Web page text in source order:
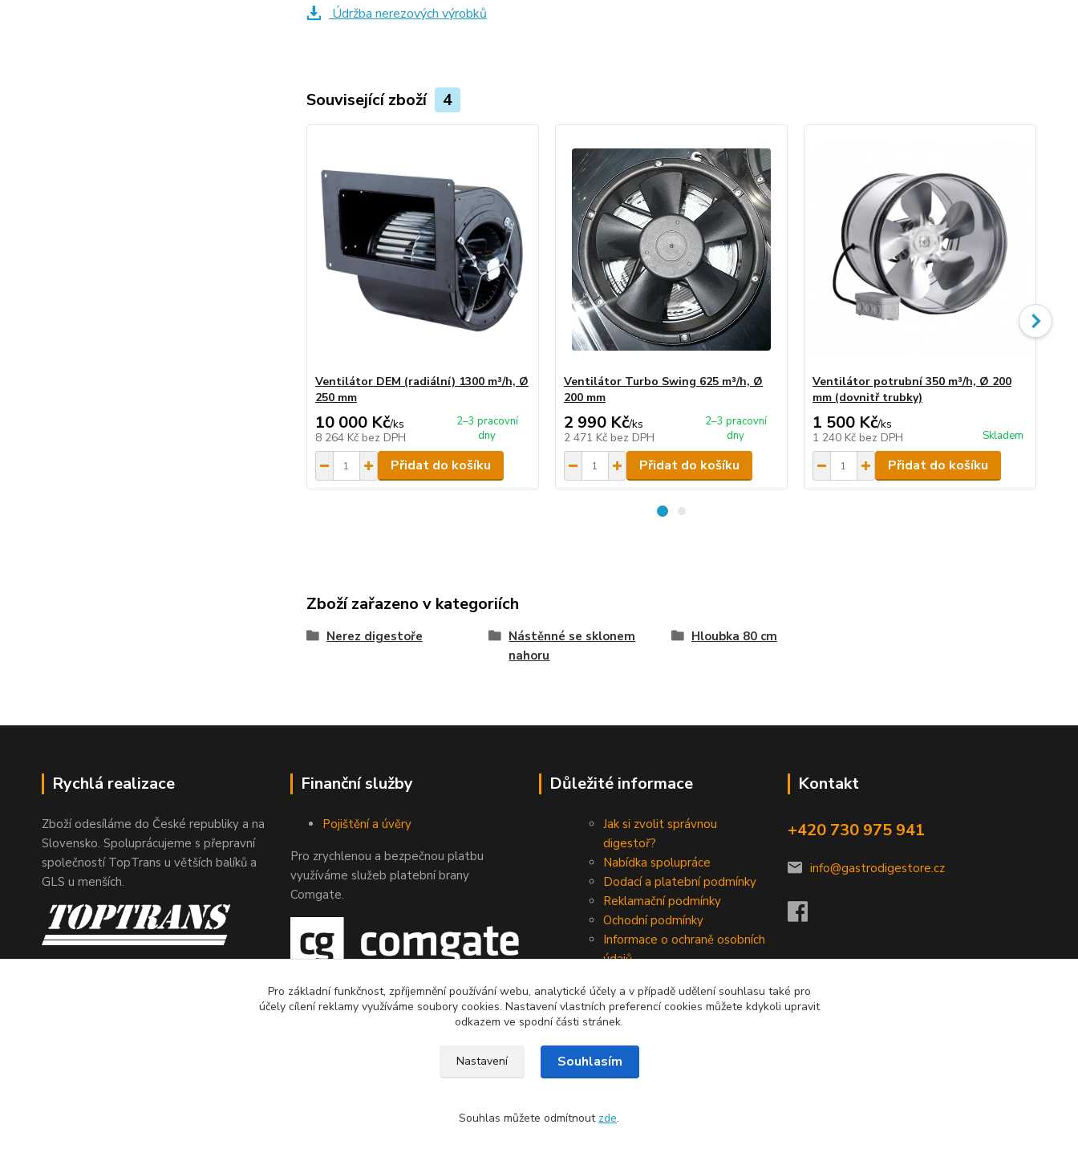
Údržba nerezových výrobků
Související zboží 4
Ventilátor DEM (radiální) 1300 m³/h, Ø
250 mm
10 000 Kč/ks
8 264 Kč bez DPH
2–3 pracovní
dny
Přidat do košíku
Ventilátor Turbo Swing 625 m³/h, Ø
200 mm
2 990 Kč/ks
2 471 Kč bez DPH
2–3 pracovní
dny
Přidat do košíku
Ventilátor potrubní 350 m³/h, Ø 200
mm (dovnitř trubky)
1 500 Kč/ks
1 240 Kč bez DPH Skladem
Přidat do košíku
Zboží zařazeno v kategoriích
Nerez digestoře
Nástěnné se sklonem
nahoru
Hloubka 80 cm
Rychlá realizace
Zboží odesíláme do České republiky a na
Slovensko. Spoluprácujeme s přepravní
společností TopTrans u větších balíků a
GLS u menších.
Finanční služby
Pojištění a úvěry
Pro zrychlenou a bezpečnou platbu
využíváme služeb platební brany
Comgate.
Důležité informace
Jak si zvolit správnou
digestoř?
Nabídka spolupráce
Dodací a platební podmínky
Reklamační podmínky
Ochodní podmínky
Informace o ochraně osobních
údajů
Kontakt
+420 730 975 941
info@gastrodigestore.cz
Pro základní funkčnost, zpříjemnění používání webu, analytické účely a v případě udělení souhlasu také pro
účely cílení reklamy využíváme soubory cookies. Nastavení vlastních preferencí cookies můžete kdykoli upravit
odkazem ve spodní části stránek.
Nastavení Souhlasím
Souhlas můžete odmítnout zde.